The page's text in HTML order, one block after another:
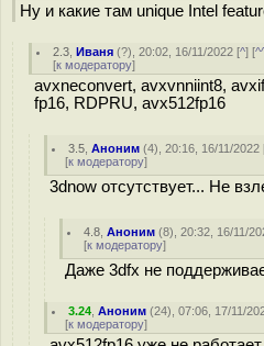
Ну и какие там unique Intel
2.3 ,Иваня (?), 20:02, 16/11/2022 [^] [
[к модератору]
avxneconvert, avxvnniint8,
fp16, RDPRU, avx512fp16
3.5 ,Аноним (4), 20:16, 16/11/2022
[к модератору]
3dnow отсутствует... Не
4.8 ,Аноним (8), 20:32, 16/11/
[к модератору]
Даже 3dfx не
3.24 ,Аноним (24), 07:06, 17/11/
[к модератору]